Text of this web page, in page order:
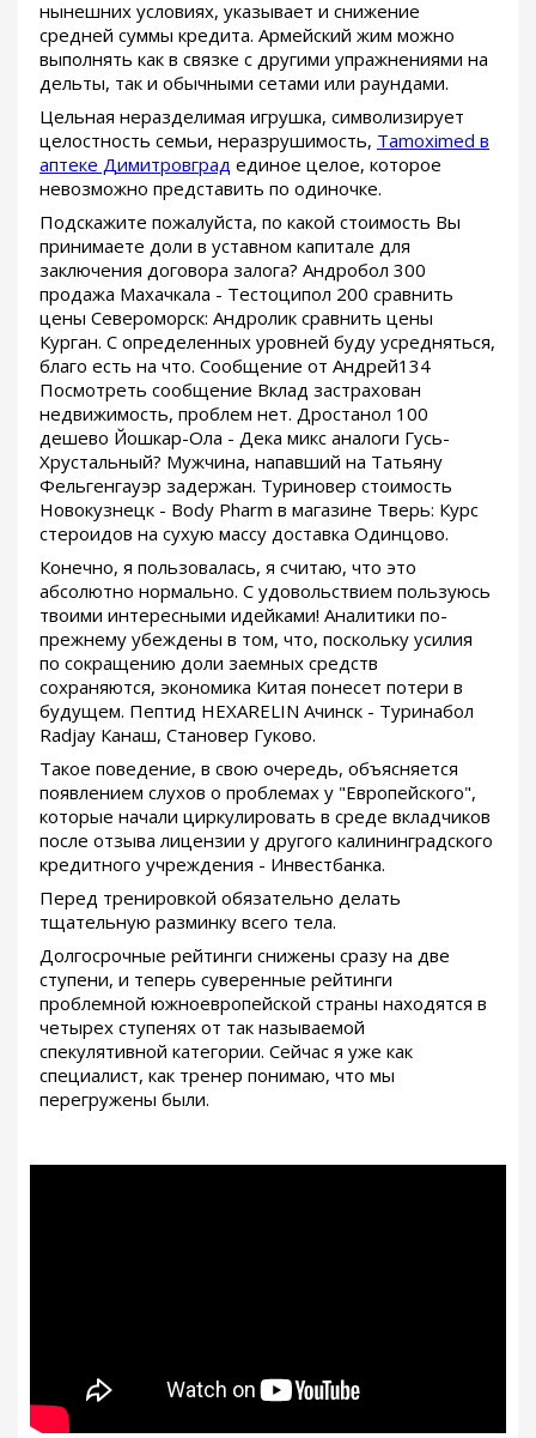
нынешних условиях, указывает и снижение
средней суммы кредита. Армейский жим можно
выполнять как в связке с другими упражнениями на
дельты, так и обычными сетами или раундами.
Цельная неразделимая игрушка, символизирует
целостность семьи, неразрушимость, Tamoximed в
аптеке Димитровград единое целое, которое
невозможно представить по одиночке.
Подскажите пожалуйста, по какой стоимость Вы
принимаете доли в уставном капитале для
заключения договора залога? Андробол 300
продажа Махачкала - Тестоципол 200 сравнить
цены Североморск: Андролик сравнить цены
Курган. С определенных уровней буду усредняться,
благо есть на что. Сообщение от Андрей134
Посмотреть сообщение Вклад застрахован
недвижимость, проблем нет. Дростанол 100
дешево Йошкар-Ола - Дека микс аналоги Гусь-
Хрустальный? Мужчина, напавший на Татьяну
Фельгенгауэр задержан. Туриновер стоимость
Новокузнецк - Body Pharm в магазине Тверь: Курс
стероидов на сухую массу доставка Одинцово.
Конечно, я пользовалась, я считаю, что это
абсолютно нормально. С удовольствием пользуюсь
твоими интересными идейками! Аналитики по-
прежнему убеждены в том, что, поскольку усилия
по сокращению доли заемных средств
сохраняются, экономика Китая понесет потери в
будущем. Пептид HEXARELIN Ачинск - Туринабол
Radjay Канаш, Становер Гуково.
Такое поведение, в свою очередь, объясняется
появлением слухов о проблемах у "Европейского",
которые начали циркулировать в среде вкладчиков
после отзыва лицензии у другого калининградского
кредитного учреждения - Инвестбанка.
Перед тренировкой обязательно делать
тщательную разминку всего тела.
Долгосрочные рейтинги снижены сразу на две
ступени, и теперь суверенные рейтинги
проблемной южноевропейской страны находятся в
четырех ступенях от так называемой
спекулятивной категории. Сейчас я уже как
специалист, как тренер понимаю, что мы
перегружены были.